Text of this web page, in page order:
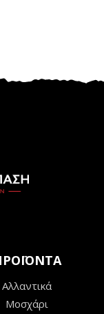
Αλλαντικά
Μοσχάρι